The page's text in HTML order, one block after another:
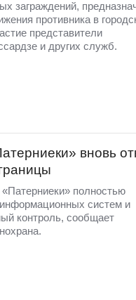
заграждений,
противника в
представители
и других служб.
вновь
полностью
систем и
контроль, сообщает